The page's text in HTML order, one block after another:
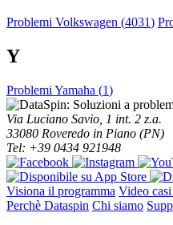
Problemi Volkswagen (4031)
Y
Problemi Yamaha (1)
Via Luciano Savio, 1 int. 2 z.a.
33080 Roveredo in Piano (PN)
Tel: +39 0434 921948
Visiona il programma Video
Perchè Dataspin Chi siamo